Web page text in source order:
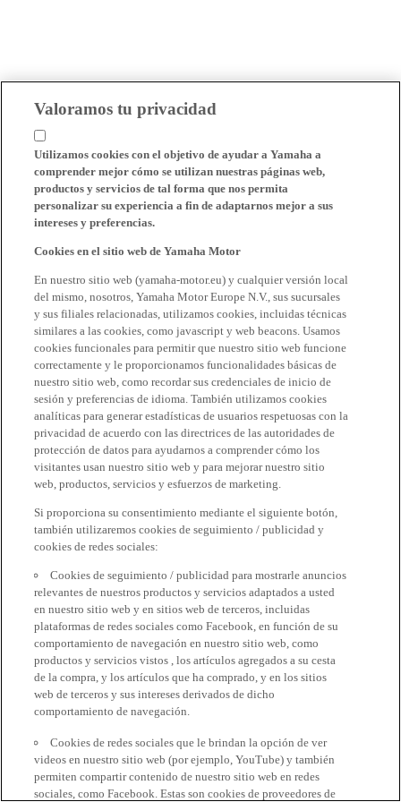
Valoramos tu privacidad
Utilizamos cookies con el objetivo de ayudar a Yamaha a
comprender mejor cómo se utilizan nuestras páginas web,
productos y servicios de tal forma que nos permita
personalizar su experiencia a fin de adaptarnos mejor a sus
intereses y preferencias.
Cookies en el sitio web de Yamaha Motor
En nuestro sitio web (yamaha-motor.eu) y cualquier versión local
del mismo, nosotros, Yamaha Motor Europe N.V., sus sucursales
y sus filiales relacionadas, utilizamos cookies, incluidas técnicas
similares a las cookies, como javascript y web beacons. Usamos
cookies funcionales para permitir que nuestro sitio web funcione
correctamente y le proporcionamos funcionalidades básicas de
nuestro sitio web, como recordar sus credenciales de inicio de
sesión y preferencias de idioma. También utilizamos cookies
analíticas para generar estadísticas de usuarios respetuosas con la
privacidad de acuerdo con las directrices de las autoridades de
protección de datos para ayudarnos a comprender cómo los
visitantes usan nuestro sitio web y para mejorar nuestro sitio
web, productos, servicios y esfuerzos de marketing.
Si proporciona su consentimiento mediante el siguiente botón,
también utilizaremos cookies de seguimiento / publicidad y
cookies de redes sociales:
Cookies de seguimiento / publicidad para mostrarle anuncios
relevantes de nuestros productos y servicios adaptados a usted
en nuestro sitio web y en sitios web de terceros, incluidas
plataformas de redes sociales como Facebook, en función de su
comportamiento de navegación en nuestro sitio web, como
productos y servicios vistos , los artículos agregados a su cesta
de la compra, y los artículos que ha comprado, y en los sitios
web de terceros y sus intereses derivados de dicho
comportamiento de navegación.
Cookies de redes sociales que le brindan la opción de ver
videos en nuestro sitio web (por ejemplo, YouTube) y también
permiten compartir contenido de nuestro sitio web en redes
sociales, como Facebook. Estas son cookies de proveedores de